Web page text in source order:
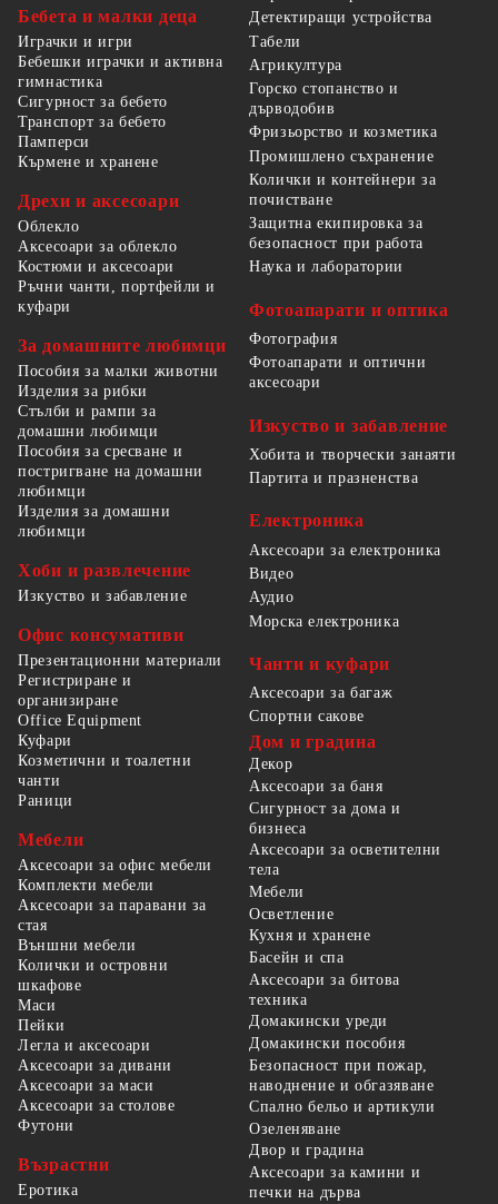
Бебета и малки деца
Играчки и игри
Бебешки играчки и активна
гимнастика
Сигурност за бебето
Транспорт за бебето
Памперси
Кърмене и хранене
Дрехи и аксесоари
Облекло
Аксесоари за облекло
Костюми и аксесоари
Ръчни чанти, портфейли и
куфари
За домашните любимци
Пособия за малки животни
Изделия за рибки
Стълби и рампи за
домашни любимци
Пособия за сресване и
постригване на домашни
любимци
Изделия за домашни
любимци
Хоби и развлечение
Изкуство и забавление
Офис консумативи
Презентационни материали
Регистриране и
организиране
Office Equipment
Детектиращи устройства
Табели
Агрикултура
Горско стопанство и
дърводобив
Фризьорство и козметика
Промишлено съхранение
Колички и контейнери за
почистване
Защитна екипировка за
безопасност при работа
Наука и лаборатории
Фотоапарати и оптика
Фотография
Фотоапарати и оптични
аксесоари
Изкуство и забавление
Хобита и творчески занаяти
Партита и празненства
Електроника
Аксесоари за електроника
Видео
Аудио
Морска електроника
Чанти и куфари
Аксесоари за багаж
Спортни сакове
Куфари
Козметични и тоалетни
чанти
Раници
Мебели
Аксесоари за офис мебели
Комплекти мебели
Аксесоари за паравани за
стая
Външни мебели
Колички и островни
шкафове
Маси
Пейки
Легла и аксесоари
Аксесоари за дивани
Аксесоари за маси
Аксесоари за столове
Футони
Възрастни
Еротика
Дом и градина
Декор
Аксесоари за баня
Сигурност за дома и
бизнеса
Аксесоари за осветителни
тела
Мебели
Осветление
Кухня и хранене
Басейн и спа
Аксесоари за битова
техника
Домакински уреди
Домакински пособия
Безопасност при пожар,
наводнение и обгазяване
Спално бельо и артикули
Озеленяване
Двор и градина
Аксесоари за камини и
печки на дърва